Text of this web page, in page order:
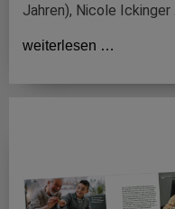
Jahren), Nicole Ickinger ...
weiterlesen …